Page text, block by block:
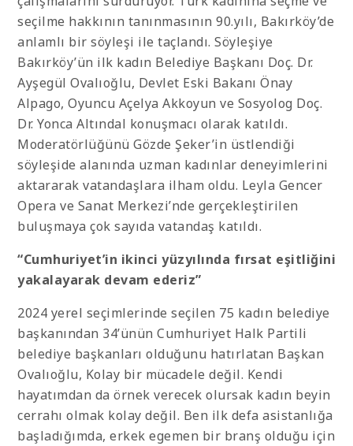
seçilme hakkının tanınmasının 90.yılı, Bakırköy’de
anlamlı bir söyleşi ile taçlandı. Söyleşiye
Bakırköy’ün ilk kadın Belediye Başkanı Doç. Dr.
Ayşegül Ovalıoğlu, Devlet Eski Bakanı Önay
Alpago, Oyuncu Açelya Akkoyun ve Sosyolog Doç.
Dr. Yonca Altındal konuşmacı olarak katıldı.
Moderatörlüğünü Gözde Şeker’in üstlendiği
söyleşide alanında uzman kadınlar deneyimlerini
aktararak vatandaşlara ilham oldu. Leyla Gencer
Opera ve Sanat Merkezi’nde gerçekleştirilen
buluşmaya çok sayıda vatandaş katıldı.
“Cumhuriyet’in ikinci yüzyılında fırsat eşitliğini
yakalayarak devam ederiz”
2024 yerel seçimlerinde seçilen 75 kadın belediye
başkanından 34’ünün Cumhuriyet Halk Partili
belediye başkanları olduğunu hatırlatan Başkan
Ovalıoğlu, Kolay bir mücadele değil. Kendi
hayatımdan da örnek verecek olursak kadın beyin
cerrahı olmak kolay değil. Ben ilk defa asistanlığa
başladığımda, erkek egemen bir branş olduğu için